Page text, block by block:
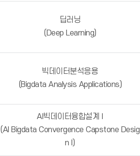
딥러닝
(Deep Learning)
빅데이터분석응용
(Bigdata Analysis Applications)
AI빅데이터융합설계 I
(AI Bigdata Convergence Capstone Desig
n I)